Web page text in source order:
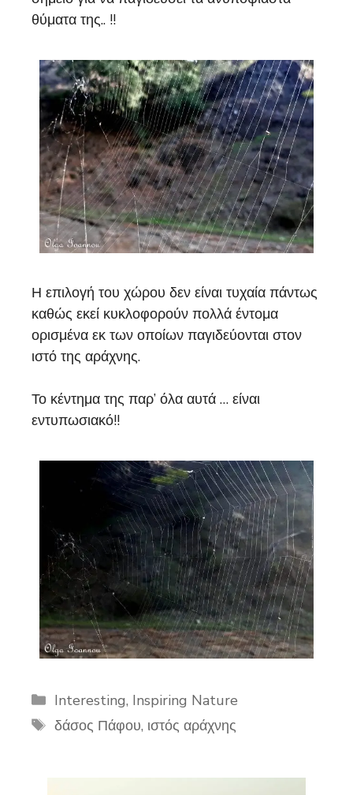
θύματα της.. !!
Η επιλογή του χώρου δεν είναι τυχαία πάντως
καθώς εκεί κυκλοφορούν πολλά έντομα
ορισμένα εκ των οποίων παγιδεύονται στον
ιστό της αράχνης.
Το κέντημα της παρ’ όλα αυτά … είναι
εντυπωσιακό!!
Categories
Interesting, Inspiring Nature
Tags
δάσος Πάφου, ιστός αράχνης